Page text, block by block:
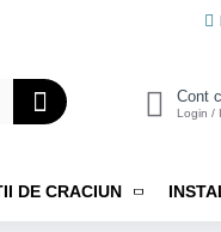
Cont
Login /
DE CRACIUN